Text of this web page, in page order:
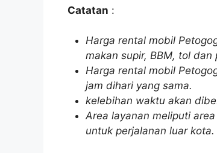
Catatan :
Harga rental mobil
makan supir, BBM, tol dan
Harga rental mobil
jam dihari yang sama.
kelebihan waktu akan
Area layanan meliputi
untuk perjalanan luar kota.